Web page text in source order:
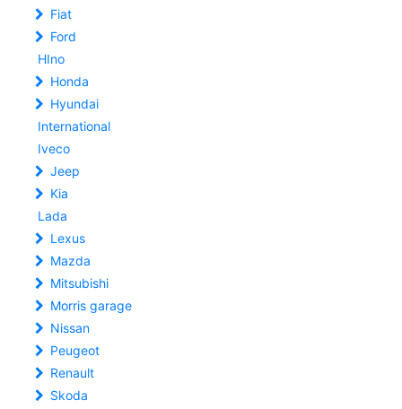
Fiat
Ford
HIno
Honda
Hyundai
International
Iveco
Jeep
Kia
Lada
Lexus
Mazda
Mitsubishi
Morris garage
Nissan
Peugeot
Renault
Skoda